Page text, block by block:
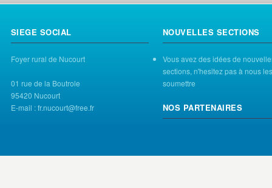
SIEGE SOCIAL
Foyer rural de Nucourt
01 rue de la Boutrole
95420 Nucourt
E-mail : fr.nucourt@free.fr
NOUVELLES SECTIONS
Vous avez des idées de
sections, n'hesitez pas à nous les
soumettre
NOS PARTENAIRES